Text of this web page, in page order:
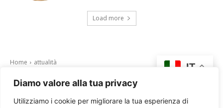
Diamo valore alla tua privacy
Utilizziamo i cookie per migliorare la tua esperienza di
Load more